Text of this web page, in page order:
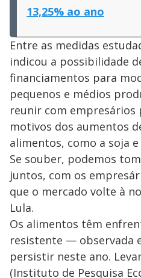
13,25% ao ano
Entre as medidas
indicou a possibilidade
financiamentos para
pequenos e médios
reunir com empresários
motivos dos aumentos
alimentos, como a soja e
Se souber, podemos
juntos, com os
que o mercado volte à
Lula.
Os alimentos têm
resistente — observada
persistir neste ano.
(Instituto de Pesquisa